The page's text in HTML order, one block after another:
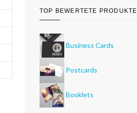
TOP BEWERTETE PRODUKTE
Business Cards
Postcards
Booklets